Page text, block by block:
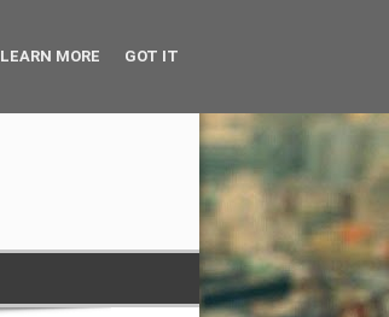
LEARN MORE GOT IT